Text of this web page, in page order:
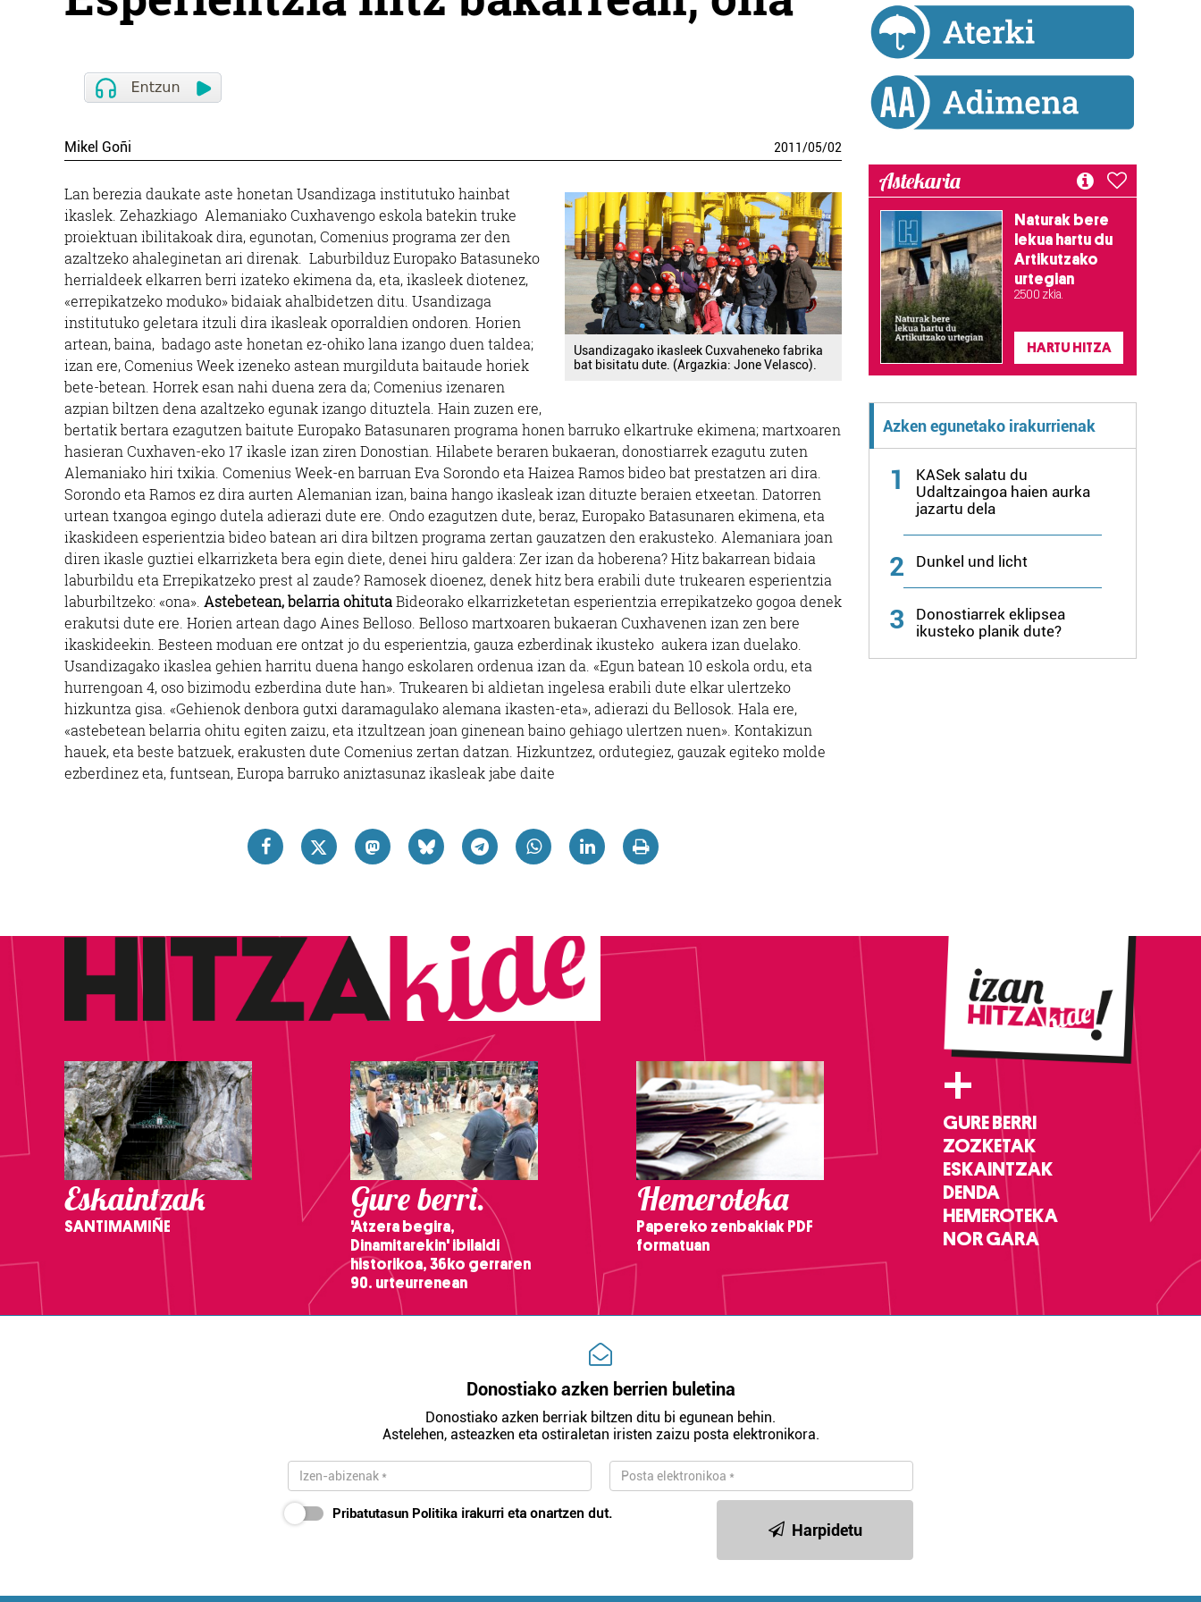
Mikel Goñi 2011/05/02
Usandizagako ikasleek Cuxvaheneko fabrika
bat bisitatu dute. (Argazkia: Jone Velasco).
Lan berezia daukate aste honetan Usandizaga institutuko hainbat
ikaslek. Zehazkiago Alemaniako Cuxhavengo eskola batekin truke
proiektuan ibilitakoak dira, egunotan, Comenius programa zer den
azaltzeko ahaleginetan ari direnak. Laburbilduz Europako Batasuneko
herrialdeek elkarren berri izateko ekimena da, eta, ikasleek diotenez,
«errepikatzeko moduko» bidaiak ahalbidetzen ditu. Usandizaga
institutuko geletara itzuli dira ikasleak oporraldien ondoren. Horien
artean, baina, badago aste honetan ez-ohiko lana izango duen taldea;
izan ere, Comenius Week izeneko astean murgilduta baitaude horiek
bete-betean. Horrek esan nahi duena zera da; Comenius izenaren
azpian biltzen dena azaltzeko egunak izango dituztela. Hain zuzen ere,
bertatik bertara ezagutzen baitute Europako Batasunaren programa honen barruko elkartruke ekimena; martxoaren
hasieran Cuxhaven-eko 17 ikasle izan ziren Donostian. Hilabete beraren bukaeran, donostiarrek ezagutu zuten
Alemaniako hiri txikia. Comenius Week-en barruan Eva Sorondo eta Haizea Ramos bideo bat prestatzen ari dira.
Sorondo eta Ramos ez dira aurten Alemanian izan, baina hango ikasleak izan dituzte beraien etxeetan. Datorren
urtean txangoa egingo dutela adierazi dute ere. Ondo ezagutzen dute, beraz, Europako Batasunaren ekimena, eta
ikaskideen esperientzia bideo batean ari dira biltzen programa zertan gauzatzen den erakusteko. Alemaniara joan
diren ikasle guztiei elkarrizketa bera egin diete, denei hiru galdera: Zer izan da hoberena? Hitz bakarrean bidaia
laburbildu eta Errepikatzeko prest al zaude? Ramosek dioenez, denek hitz bera erabili dute trukearen esperientzia
laburbiltzeko: «ona». Astebetean, belarria ohitutaBideorako elkarrizketetan esperientzia errepikatzeko gogoa denek
erakutsi dute ere. Horien artean dago Aines Belloso. Belloso martxoaren bukaeran Cuxhavenen izan zen bere
ikaskideekin. Besteen moduan ere ontzat jo du esperientzia, gauza ezberdinak ikusteko aukera izan duelako.
Usandizagako ikaslea gehien harritu duena hango eskolaren ordenua izan da. «Egun batean 10 eskola ordu, eta
hurrengoan 4, oso bizimodu ezberdina dute han». Trukearen bi aldietan ingelesa erabili dute elkar ulertzeko
hizkuntza gisa. «Gehienok denbora gutxi daramagulako alemana ikasten-eta», adierazi du Bellosok. Hala ere,
«astebetean belarria ohitu egiten zaizu, eta itzultzean joan ginenean baino gehiago ulertzen nuen». Kontakizun
hauek, eta beste batzuek, erakusten dute Comenius zertan datzan. Hizkuntzez, ordutegiez, gauzak egiteko molde
ezberdinez eta, funtsean, Europa barruko aniztasunaz ikasleak jabe daite
Astekaria
Naturak bere
lekua hartu du
Artikutzako
urtegian
2.500 zkia.
HARTU HITZA
Azken egunetako irakurrienak
1
KASek salatu du
Udaltzaingoa haien aurka
jazartu dela
2 Dunkel und licht
3
Donostiarrek eklipsea
ikusteko planik dute?
Eskaintzak
SANTIMAMIÑE
Gure berri.
'Atzera begira,
Dinamitarekin' ibilaldi
historikoa, 36ko gerraren
90. urteurrenean
Hemeroteka
Papereko zenbakiak PDF
formatuan
+
GURE BERRI
ZOZKETAK
ESKAINTZAK
DENDA
HEMEROTEKA
NOR GARA
Donostiako azken berrien buletina
Donostiako azken berriak biltzen ditu bi egunean behin.
Astelehen, asteazken eta ostiraletan iristen zaizu posta elektronikora.
Pribatutasun Politika irakurri eta onartzen dut.
Harpidetu